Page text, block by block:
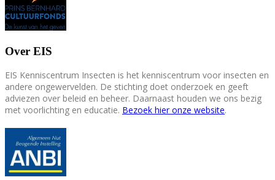
Over EIS
EIS Kenniscentrum Insecten is het kenniscentrum voor insecten en
andere ongewervelden. De stichting doet onderzoek en geeft
adviezen over beleid en beheer. Daarnaast houden we ons bezig
met voorlichting en educatie. Bezoek hier onze website.